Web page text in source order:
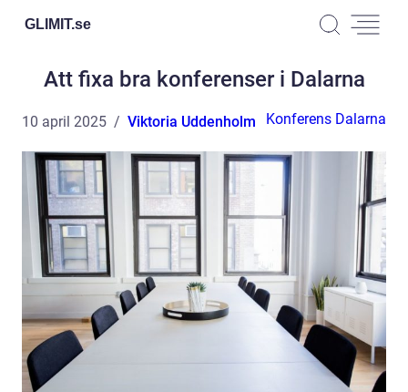
GLIMIT.se
Att fixa bra konferenser i Dalarna
10 april 2025 Viktoria Uddenholm Konferens Dalarna